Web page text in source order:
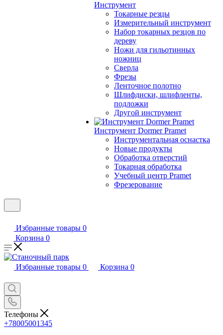
Инструмент
Токарные резцы
Измерительный инструмент
Набор токарных резцов по
дереву
Ножи для гильотинных
ножниц
Сверла
Фрезы
Ленточное полотно
Шлифдиски, шлифленты,
подложки
Другой инструмент
Инструмент Dormer Pramet
Инструментальная оснастка
Новые продукты
Обработка отверстий
Токарная обработка
Учебный центр Pramet
Фрезерование
Избранные товары 0
Корзина 0
Избранные товары 0 Корзина 0
Телефоны
+78005001345